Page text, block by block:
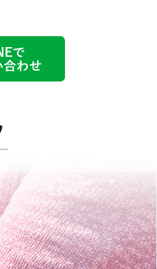
い合わせ